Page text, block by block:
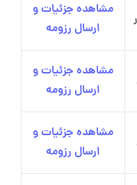
مشاهده جزئیات و
ارسال رزومه
مشاهده جزئیات و
ارسال رزومه
مشاهده جزئیات و
ارسال رزومه